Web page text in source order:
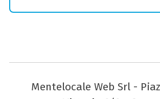
Mentelocale Web Srl -